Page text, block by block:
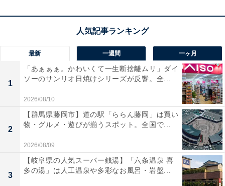
この商品のおすすめポイントは？
ブラウン独自の音波振動テクノロジーにより、
毎分1万
回の微振動で肌への摩擦を抑えつつ、深剃り
を実現。AI
がヒゲの濃さを自動で読み取ってパワーを調節
するた
め、肌に優しく効率的に剃り上げます。進化したキワぞ
り刃や40度まで動く密着ヘッドが、あご下などの剃りに
くい部分もしっかりキャッチ。
全自動のアルコール洗浄
システムで、常に清潔な状態を保てるのも大きな魅力で
す！
最新 一週間 一ヶ月
1
「あぁぁぁ。かわいくて一生断捨離ムリ」ダイ
ソーのサンリオ日焼けシリーズが反響。全...
2026/08/10
2
【群馬県藤岡市】道の駅「ららん藤岡」は買い
物・グルメ・遊びが揃うスポット。全国で...
2026/08/09
3
【岐阜県の人気スーパー銭湯】「六条温泉 喜
多の湯」は人工温泉や多彩なお風呂・岩盤...